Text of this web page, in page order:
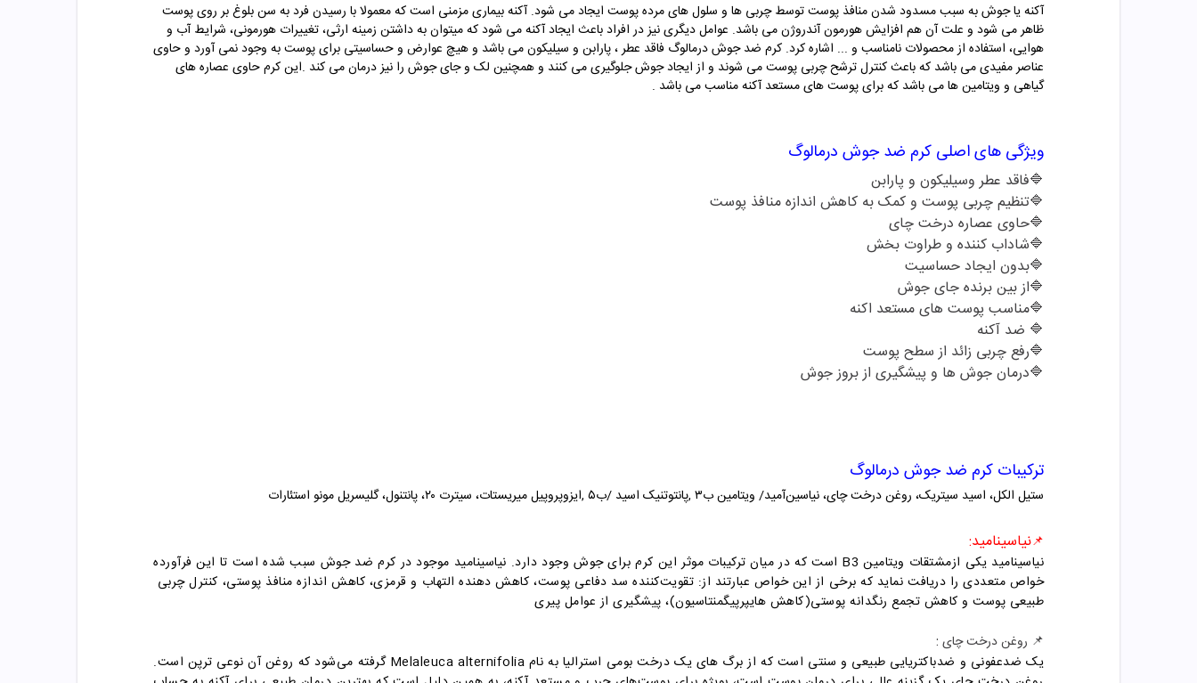
آکنه یا جوش به سبب مسدود شدن منافذ پوست توسط چربی ها و سلول های مرده پوست ایجاد می شود. آکنه بیماری مزمنی است که معمولا با رسیدن فرد به سن بلوغ بر روی پوست
ظاهر می شود و علت آن هم افزایش هورمون آندروژن می باشد. عوامل دیگری نیز در افراد باعث ایجاد آکنه می شود که میتوان به داشتن زمینه ارثی، تغییرات هورمونی، شرایط آب و
هوایی، استفاده از محصولات نامناسب و ... اشاره کرد. کرم ضد جوش درمالوگ فاقد عطر ، پارابن و سیلیکون می باشد و هیچ عوارض و حساسیتی برای پوست به وجود نمی آورد و حاوی
عناصر مفیدی می باشد که باعث کنترل ترشح چربی پوست می شوند و از ایجاد جوش جلوگیری می کنند و همچنین لک و جای جوش را نیز درمان می کند .این کرم حاوی عصاره های
گیاهی و ویتامین ها می باشد که برای پوست های مستعد آکنه مناسب می باشد .
ویژگی های اصلی کرم ضد جوش درمالوگ
🔷فاقد عطر وسیلیکون و پارابن
🔷تنظیم چربی پوست و کمک به کاهش اندازه منافذ پوست
🔷حاوی عصاره درخت چای
🔷شاداب کننده و طراوت بخش
🔷بدون ایجاد حساسیت
🔷از بین برنده جای جوش
🔷مناسب پوست های مستعد اکنه
🔷 ضد آکنه
🔷رفع چربی زائد از سطح پوست
🔷درمان جوش ها و پیشگیری از بروز جوش
ترکیبات کرم ضد جوش درمالوگ
ستیل الکل، اسید سیتریک، روغن درخت چای، نیاسین‌آمید/ ویتامین ب۳ ,پانتوتنیک اسید /ب۵ ,ایزوپروپیل میریستات، سیترت ۲۰، پانتنول، گلیسریل مونو استئارات
📌نیاسینامید:
نیاسینامید یکی ازمشتقات ویتامینB3 است که در میان ترکیبات موثر این کرم برای جوش وجود دارد. نیاسینامید موجود در کرم ضد جوش سبب شده است تا این فرآورده
خواص متعددی را دریافت نماید که برخی از این خواص عبارتند از: تقویت
طبیعی پوست و کاهش تجمع رنگدانه پوستی(کاهش هایپرپیگمنتاسیون)، پیشگیری از عوامل پیری
📌 روغن درخت چای :
یک ضدعفونی‌ و ضدباکتریایی طبیعی و سنتی است که از برگ های یک درخت بومی استرالیا به نام Melaleuca alternifoliaگرفته می‌شود که روغن آن نوعی ترپن است.